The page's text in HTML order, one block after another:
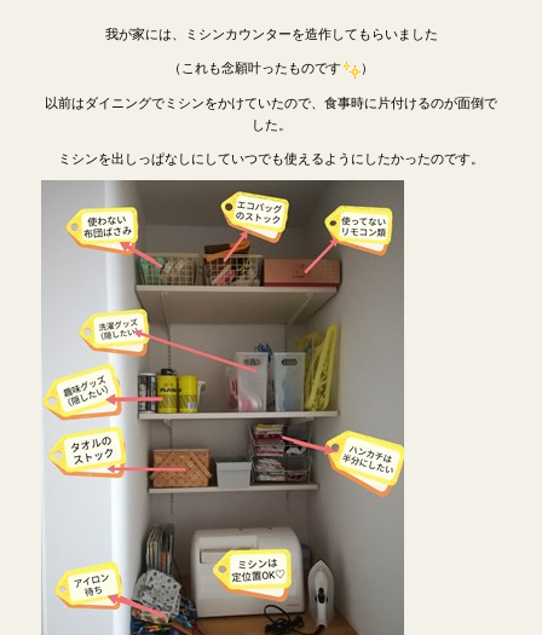
我が家には、ミシンカウンターを造作してもらいました
（これも念願叶ったものです
）
以前はダイニングでミシンをかけていたので、食事時に片付けるのが面倒で
した。
ミシンを出しっぱなしにしていつでも使えるようにしたかったのです。